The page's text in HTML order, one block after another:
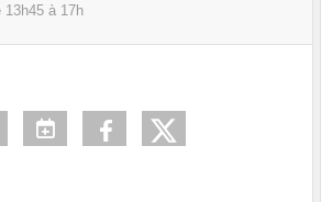
13h45 à 17h